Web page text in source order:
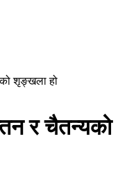
शृङ्खला हो
र चैतन्यको